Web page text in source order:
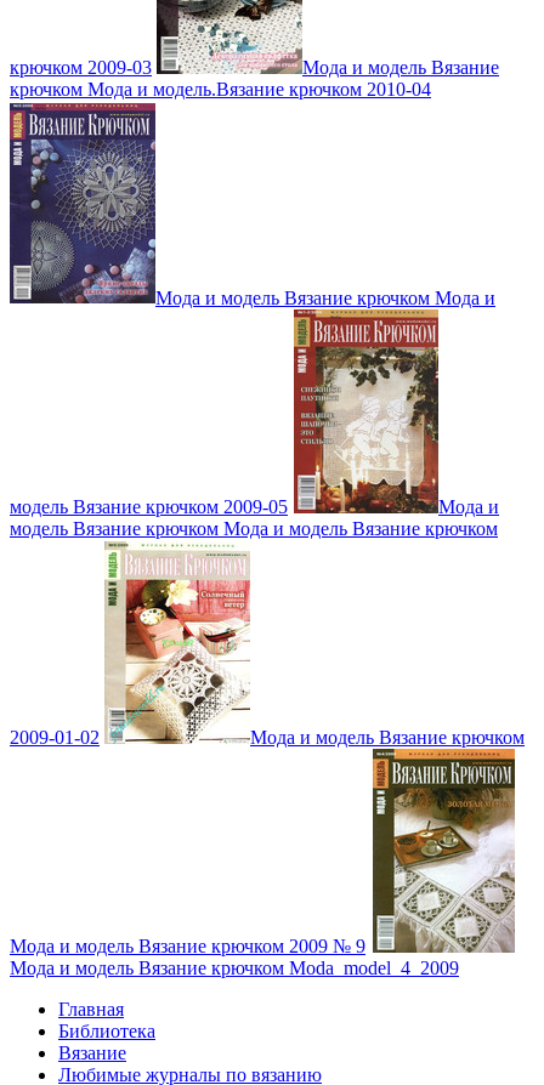
крючком 2009-03
Мода и модель Вязание
крючком Мода и модель.Вязание крючком 2010-04
Мода и модель Вязание крючком Мода и
модель Вязание крючком 2009-05
Мода и
модель Вязание крючком Мода и модель Вязание крючком
2009-01-02 Мода и модель Вязание крючком
Мода и модель Вязание крючком 2009 № 9
Мода и модель Вязание крючком Moda_model_4_2009
Главная
Библиотека
Вязание
Любимые журналы по вязанию